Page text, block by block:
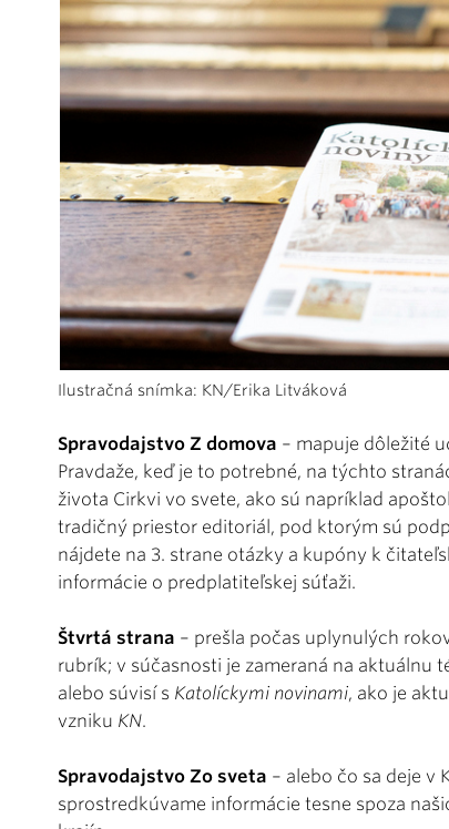
Ilustračná snímka: KN/Erika Litváková
Spravodajstvo Z domova – mapuje dôležité
Pravdaže, keď je to potrebné, na týchto
života Cirkvi vo svete, ako sú napríklad
tradičný priestor editoriál, pod ktorým sú
nájdete na 3. strane otázky a kupóny k
informácie o predplatiteľskej súťaži.
Štvrtá strana – prešla počas uplynulých
rubrík; v súčasnosti je zameraná na aktuálnu
alebo súvisí s Katolíckymi novinami, ako je
vzniku KN.
Spravodajstvo Zo sveta – alebo čo sa deje v
sprostredkúvame informácie tesne spoza